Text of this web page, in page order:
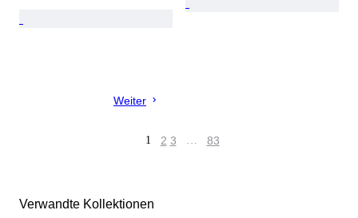
Weiter
1 2 3 … 83
Verwandte Kollektionen